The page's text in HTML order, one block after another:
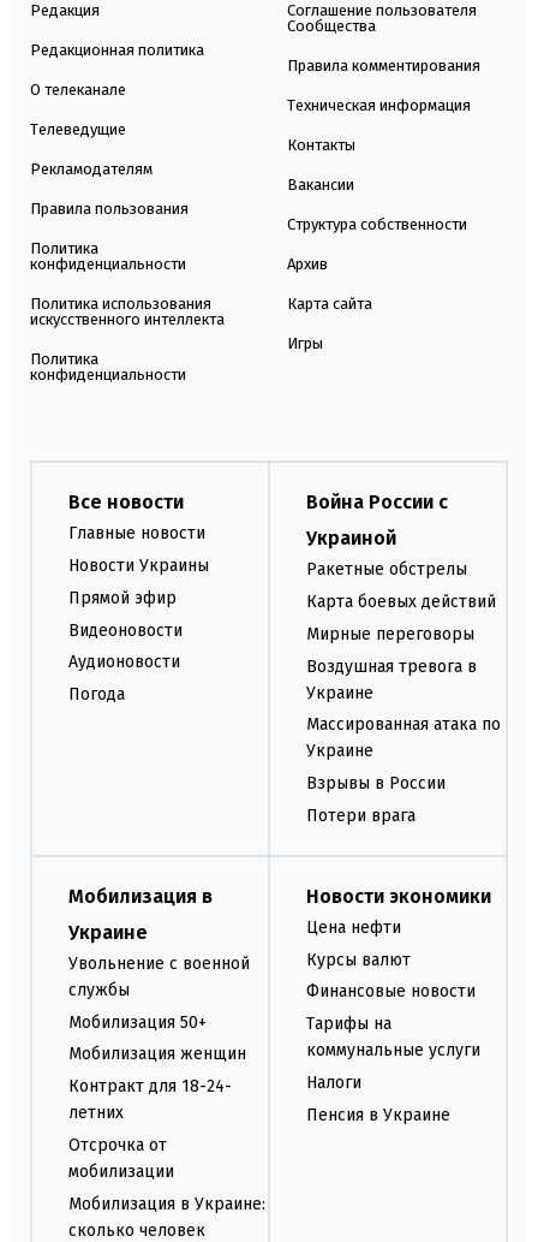
Редакция
Редакционная политика
О телеканале
Телеведущие
Рекламодателям
Правила пользования
Политика
конфиденциальности
Политика использования
искусственного интеллекта
Политика
конфиденциальности
Соглашение пользователя
Сообщества
Правила комментирования
Техническая информация
Контакты
Вакансии
Структура собственности
Архив
Карта сайта
Игры
Все новости
Главные новости
Новости Украины
Прямой эфир
Видеоновости
Аудионовости
Погода
Война России с
Украиной
Ракетные обстрелы
Карта боевых действий
Мирные переговоры
Воздушная тревога в
Украине
Массированная атака по
Украине
Взрывы в России
Потери врага
Мобилизация в
Украине
Увольнение с военной
службы
Мобилизация 50+
Мобилизация женщин
Контракт для 18-24-
летних
Отсрочка от
мобилизации
Мобилизация в Украине:
сколько человек
Новости экономики
Цена нефти
Курсы валют
Финансовые новости
Тарифы на
коммунальные услуги
Налоги
Пенсия в Украине